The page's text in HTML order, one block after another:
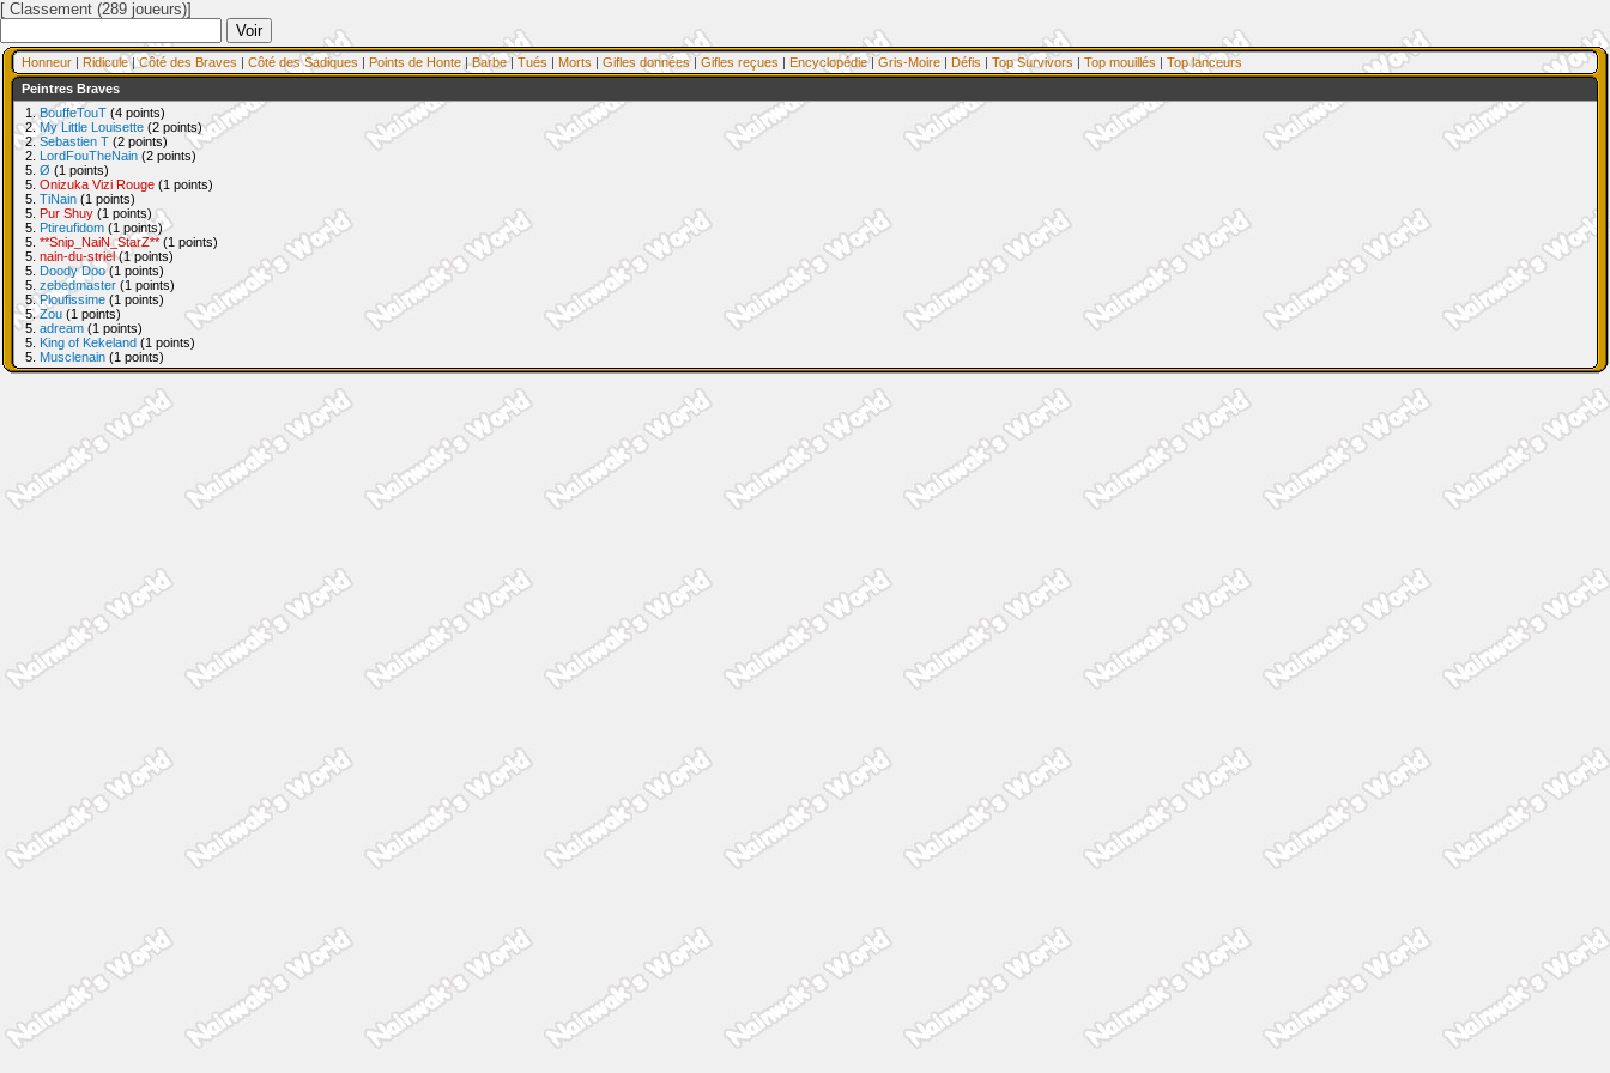
[ Classement (289 joueurs)]
Honneur | Ridicule|Côté des Braves | Côté des Sadiques | Points de Honte |Barbe| Tués | Morts | Gifles données | Gifles reçues | Encyclopédie| Gris-Moire | Défis | Top Survivors | Top mouillés | Top lanceurs
Peintres Braves
1. BouffeTouT (4 points)
2.My Little Louisette (2 points)
2.Sebastien T (2 points)
2. LordFouTheNain (2 points)
5. Ø (1 points)
5. Onizuka Vizi Rouge (1 points)
5. TiNain (1 points)
5. Pur Shuy (1 points)
5. Ptireufidom (1 points)
5. **Snip_NaiN_StarZ** (1 points)
5. nain-du-striel(1 points)
5. Doody Doo(1 points)
5. zebedmaster (1 points)
5.Ploufissime (1 points)
5.Zou (1 points)
5. adream (1 points)
5. King of Kekeland (1 points)
5. Musclenain (1 points)